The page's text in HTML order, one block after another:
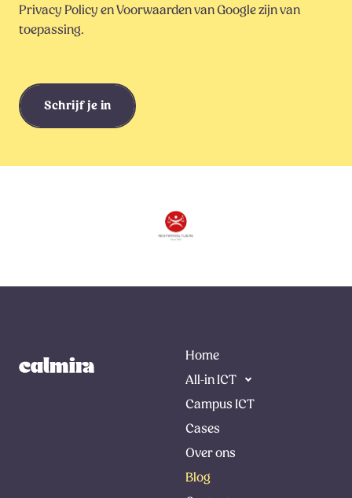
Privacy PolicyenVoorwaardenvan Google zijn van
toepassing.
Schrijf je in
Home
All-in ICT
Campus ICT
Cases
Over ons
Blog